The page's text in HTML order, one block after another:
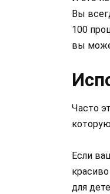
Вы
100
вы
Часто
Если
для